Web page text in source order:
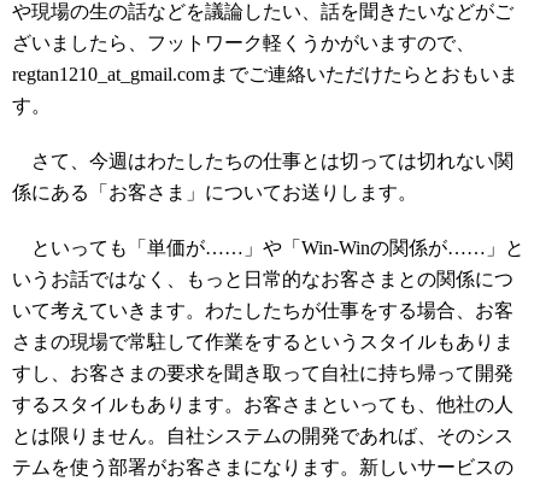
や現場の生の話などを議論したい、話を聞きたいなどがご
ざいましたら、フットワーク軽くうかがいますので、
regtan1210_at_gmail.comまでご連絡いただけたらとおもいま
す。
さて、今週はわたしたちの仕事とは切っては切れない関
係にある「お客さま」についてお送りします。
といっても「単価が……」や「Win-Winの関係が……」と
いうお話ではなく、もっと日常的なお客さまとの関係につ
いて考えていきます。わたしたちが仕事をする場合、お客
さまの現場で常駐して作業をするというスタイルもありま
すし、お客さまの要求を聞き取って自社に持ち帰って開発
するスタイルもあります。お客さまといっても、他社の人
とは限りません。自社システムの開発であれば、そのシス
テムを使う部署がお客さまになります。新しいサービスの